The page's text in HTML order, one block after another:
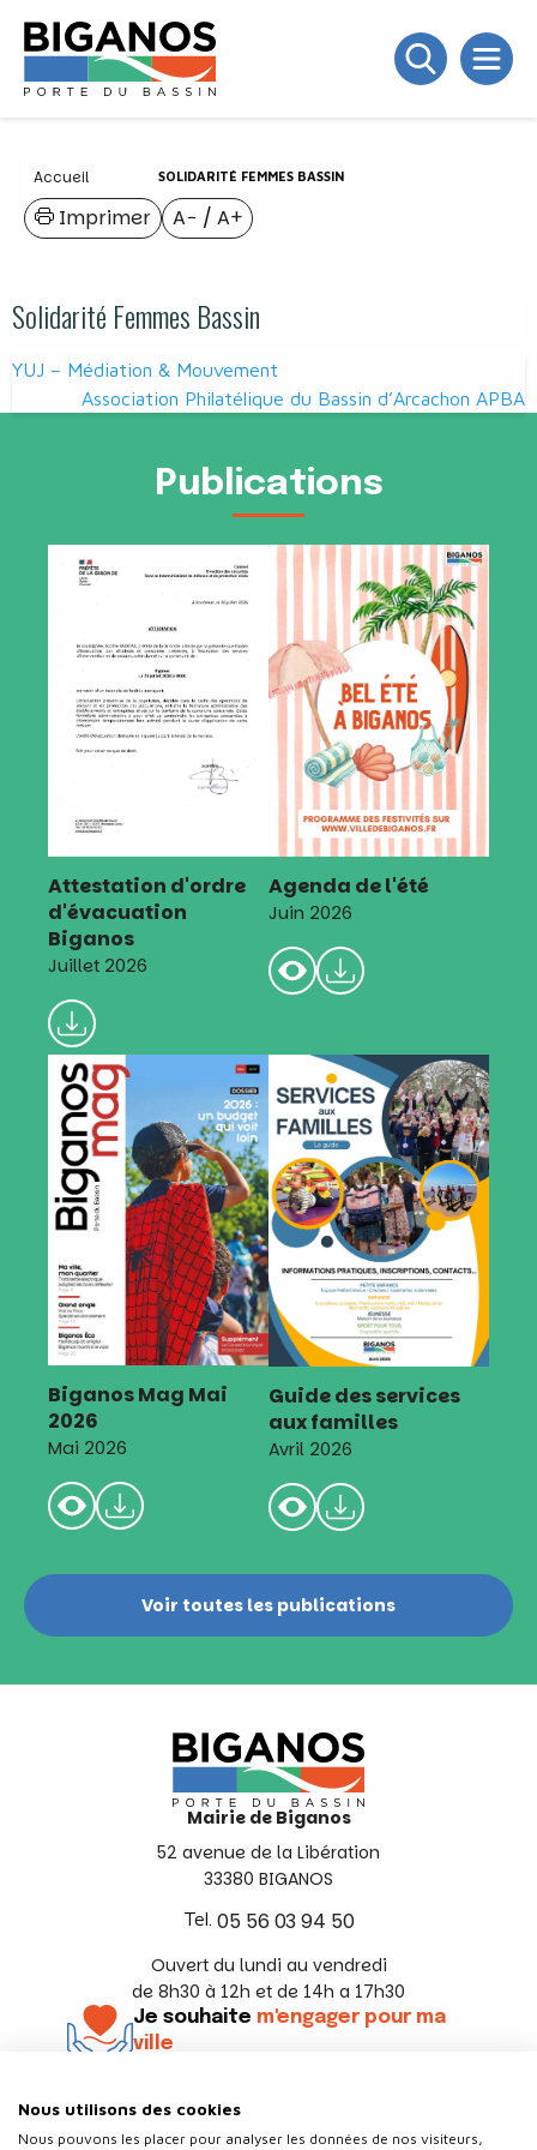
Accueil SOLIDARITÉ FEMMES BASSIN
A− / A+
Imprimer
Solidarité Femmes Bassin
Navigation
de
YUJ – Médiation & Mouvement
Association Philatélique du Bassin d’Arcachon APBA
Publications
Attestation d'ordre
d'évacuation
Biganos
Juillet 2026
Agenda de l'été
Juin 2026
Biganos Mag Mai
2026
Mai 2026
Guide des services
aux familles
Avril 2026
Voir toutes les publications
Mairie de Biganos
52 avenue de la Libération
33380 BIGANOS
Tel. 05 56 03 94 50
Ouvert du lundi au vendredi
de 8h30 à 12h et de 14h a 17h30
Je souhaite m'engager pour ma
ville
Nous utilisons des cookies
Nous pouvons les placer pour analyser les données de nos visiteurs,